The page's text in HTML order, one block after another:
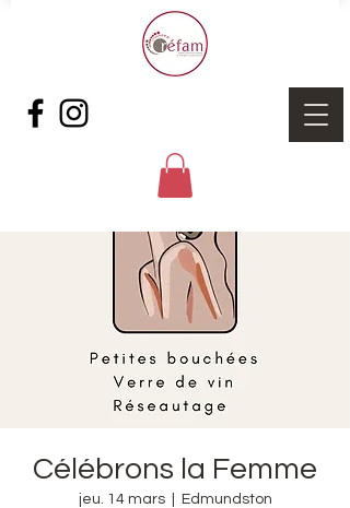
Célébrons la Femme
jeu. 14 mars
  |
Edmundston